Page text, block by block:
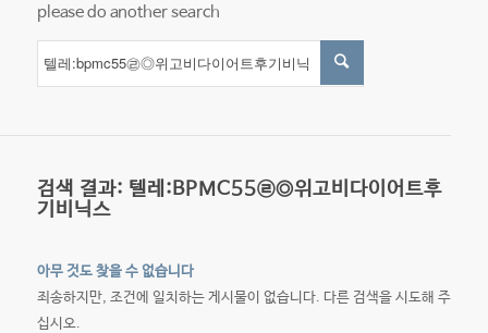
please do another search
검색 결과: 텔레:BPMC55㉣◎위고비다이어트후
기비닉스
아무 것도 찾을 수 없습니다
죄송하지만, 조건에 일치하는 게시물이 없습니다. 다른 검색을 시도해 주
십시오.